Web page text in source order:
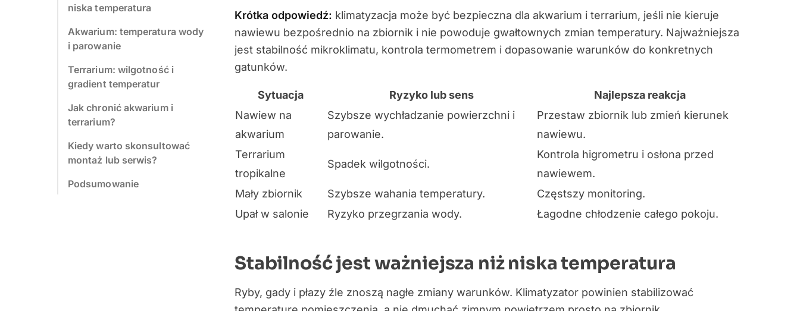
niska temperatura
Akwarium: temperatura wody
i parowanie
Terrarium: wilgotność i
gradient temperatur
Jak chronić akwarium i
terrarium?
Kiedy warto skonsultować
montaż lub serwis?
Podsumowanie
Krótka odpowiedź: klimatyzacja może być bezpieczna dla akwarium i terrarium, jeśli nie kieruje
nawiewu bezpośrednio na zbiornik i nie powoduje gwałtownych zmian temperatury. Najważniejsza
jest stabilność mikroklimatu, kontrola termometrem i dopasowanie warunków do konkretnych
gatunków.
Sytuacja Ryzyko lub sens
Najlepsza reakcja
Nawiew na
akwarium
Szybsze wychładzanie powierzchni i
parowanie.
Przestaw zbiornik lub zmień kierunek
nawiewu.
Terrarium
tropikalne
Spadek wilgotności.
Kontrola higrometru i osłona przed
nawiewem.
Mały zbiornik
Szybsze wahania temperatury.
Częstszy monitoring.
Upał w salonie
Ryzyko przegrzania wody. Łagodne chłodzenie całego pokoju.
Stabilność jest ważniejsza niż niska temperatura
Ryby, gady i płazy źle znoszą nagłe zmiany warunków. Klimatyzator powinien stabilizować